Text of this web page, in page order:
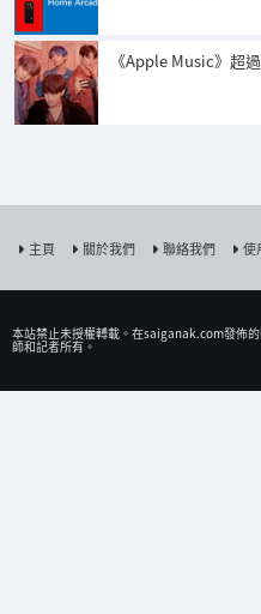
《Apple Music》超
主頁 關於我們 聯絡我們 使
本站禁止未授權𨍭載。在saiganak.com發佈
師和記者所有。